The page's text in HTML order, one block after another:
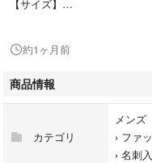
【サイズ】
厚み：1.5cm
(素人寸法ですので予めご了承
大手ブランド取り扱い店
購入しました。(真贋鑑定済み
約1ヶ月前
商品情報
カテゴリ
メンズ
› ファ
› 名刺